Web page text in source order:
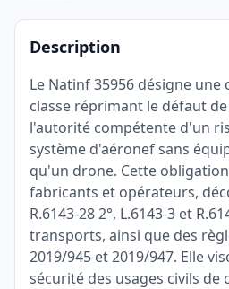
Description
Le Natinf 35956 désigne une
classe réprimant le défaut
l'autorité compétente d'un
système d'aéronef sans
qu'un drone. Cette
fabricants et opérateurs,
R.6143-28 2°, L.6143-3 et
transports, ainsi que des
2019/945 et 2019/947. Elle
sécurité des usages civils de